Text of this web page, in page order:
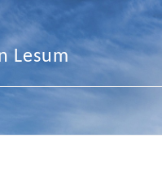
Lesum